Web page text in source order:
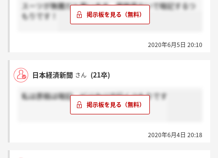
スーツが無難だと思います。原稿見ないで暗記するつ
もりです！
2020年6月5日 20:10
日本経済新聞 さん (21卒)
私は原稿は暗記、ビジカジで行くつもりです
2020年6月4日 20:18